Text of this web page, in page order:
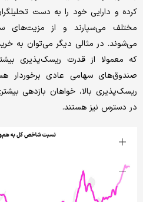
کرده و دارایی خود را به دست
مختلف می‌‌‌سپارند و از مزیت‌‌‌های
می‌‌‌شوند. در مثالی دیگر می‌‌‌توان به
که معمولا از قدرت ریسک‌‌‌پذیری
صندوق‌های سهامی عادی برخوردار
ریسک‌‌‌پذیری بالا، خواهان بازدهی
در دسترس نیز هستند.